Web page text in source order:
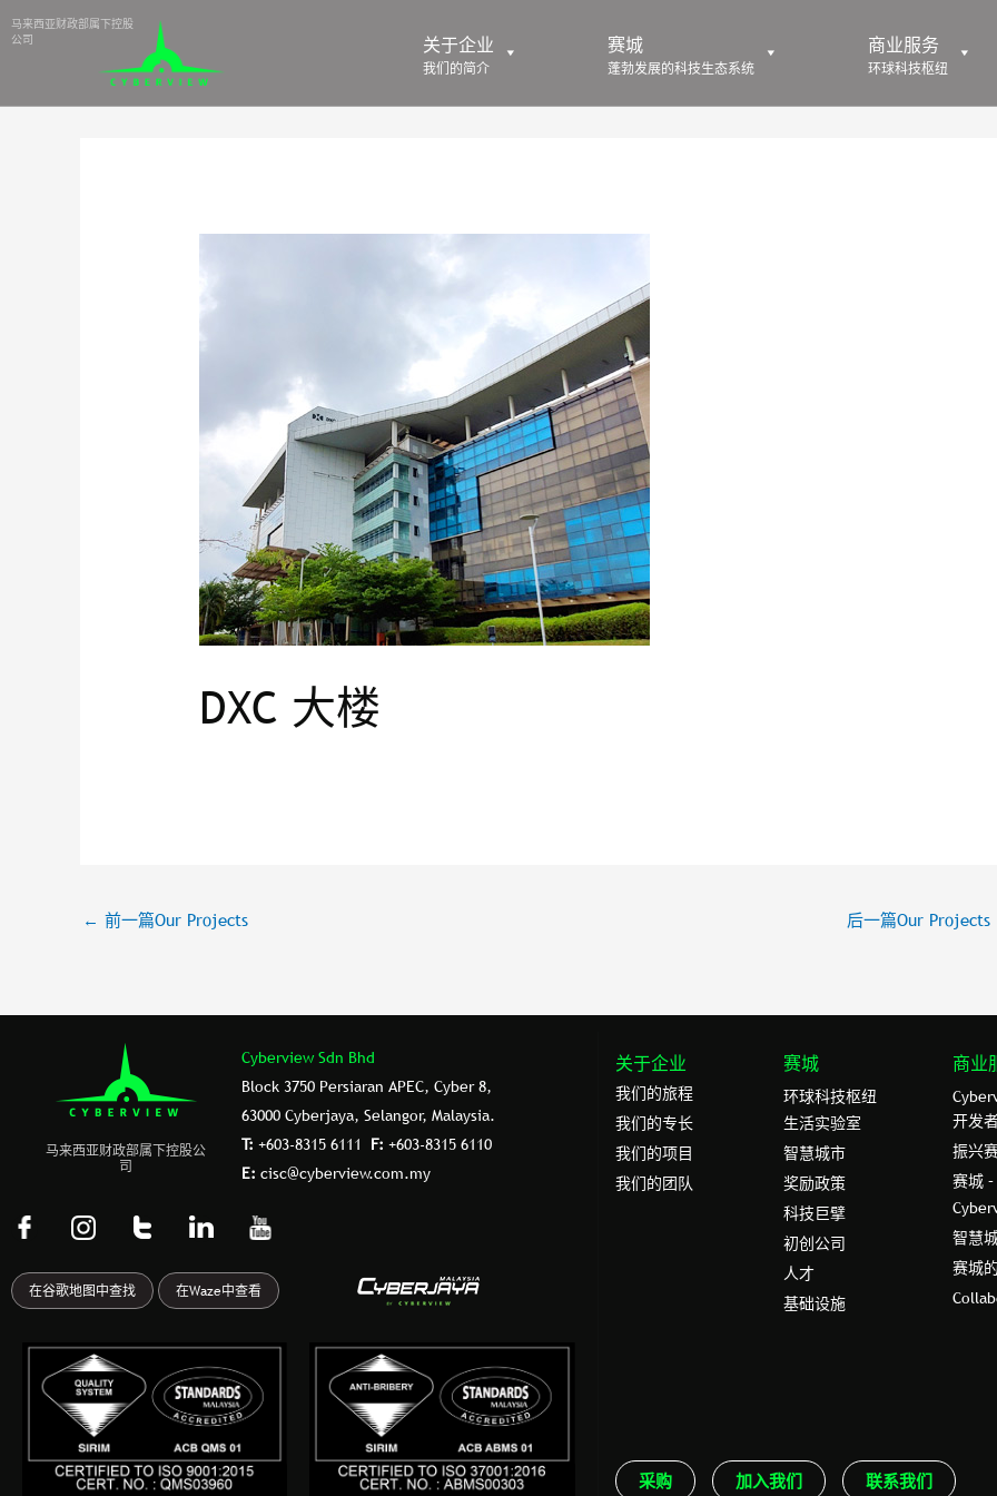
⻢来⻄亚财政部属下控股
公司
关于企业
我们的简介
赛城
蓬勃发展的科技生态系统
商业服务
环球科技枢纽
DXC ⼤楼
← 前一篇Our Projects 后一篇Our Projects
⻢来⻄亚财政部属下控股公
司
Cyberview Sdn Bhd
Block 3750 Persiaran APEC, Cyber 8,
63000 Cyberjaya, Selangor, Malaysia.
T: +603-8315 6111 F: +603-8315 6110
E: cisc@cyberview.com.my
F
c
e
f
I
s
t
g
r
a
m
T
m
b
L
n
k
d
i
n
Y
u
t
e
在谷歌地图中查找 在Waze中查看
关于企业
我们的旅程
我们的专⻓
我们的项目
我们的团队
赛城
环球科技枢纽
生活实验室
智慧城市
奖励政策
科技巨擘
初创公司
人才
基础设施
商业
开发
振兴
赛城
智慧
赛城
采购 加入我们 联系我们